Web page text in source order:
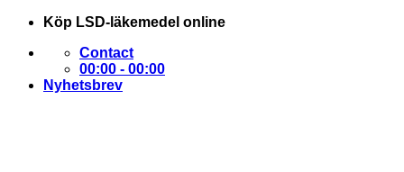
Skip
content
Köp LSD-läkemedel online
Contact
00:00 - 00:00
Nyhetsbrev